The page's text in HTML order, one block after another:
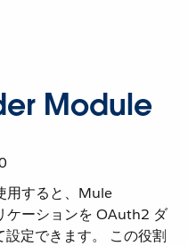
Module
すると、Mule
ーションを OAuth2 ダ
定できます。 この役割